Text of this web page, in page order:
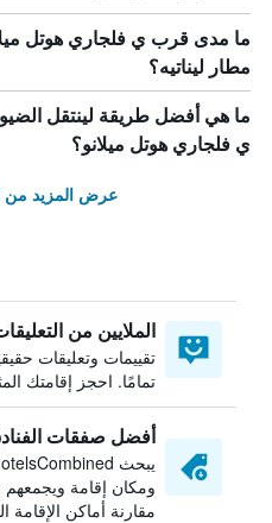
ما مدى قرب ي فلجاري هوتل
مطار ليناتيه؟
ما هي أفضل طريقة لينتقل
ي فلجاري هوتل ميلانو؟
عرض المزيد من
الملايين من
تقييمات وتعليقات
تمامًا. احجز إقامتك
أفضل صفقات
ومكان إقامة
مقارنة أماكن الإقامة